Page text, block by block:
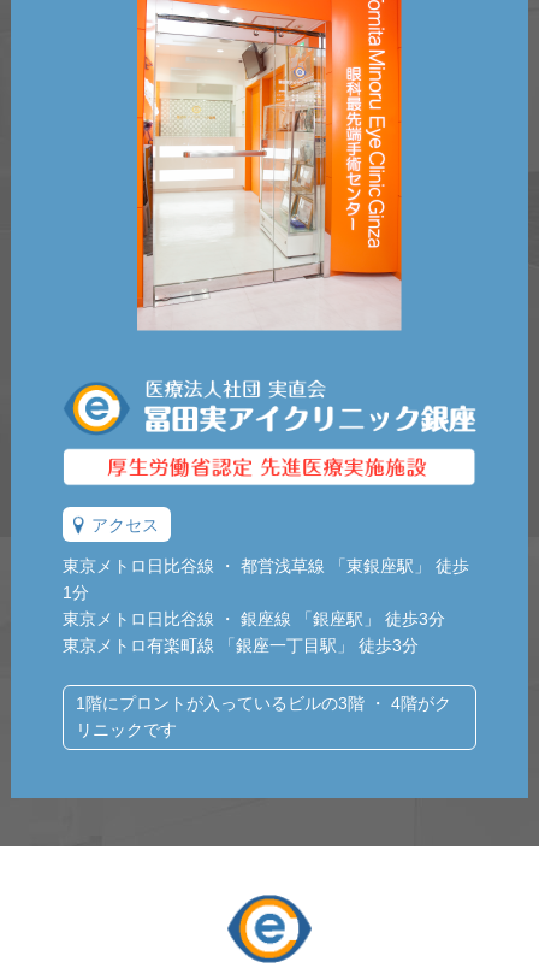
アクセス
東京メトロ日比谷線 ・ 都営浅草線 「東銀座駅」 徒歩
1分
東京メトロ日比谷線 ・ 銀座線 「銀座駅」 徒歩3分
東京メトロ有楽町線 「銀座一丁目駅」 徒歩3分
1階にプロントが入っているビルの3階 ・ 4階がク
リニックです